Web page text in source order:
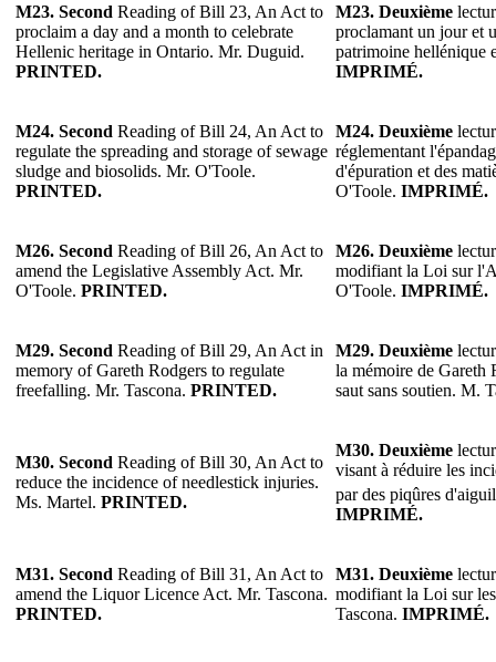
M23. Second Reading of Bill 23, An Act to
proclaim a day and a month to celebrate
Hellenic heritage in Ontario. Mr. Duguid.
PRINTED.
M23. Deuxième
proclamant un jour et
patrimoine hellénique
IMPRIMÉ.
M24. Second Reading of Bill 24, An Act to
regulate the spreading and storage of sewage
sludge and biosolids. Mr. O'Toole.
PRINTED.
M24. Deuxième
réglementant
d'épuration et des
O'Toole. IMPRIMÉ.
M26. Second Reading of Bill 26, An Act to
amend the Legislative Assembly Act. Mr.
O'Toole. PRINTED.
M26. Deuxième
modifiant la Loi sur
O'Toole. IMPRIMÉ.
M29. Second Reading of Bill 29, An Act in
memory of Gareth Rodgers to regulate
freefalling. Mr. Tascona. PRINTED.
M29. Deuxième
la mémoire de Gareth
saut sans soutien. M.
M30. Second Reading of Bill 30, An Act to
reduce the incidence of needlestick injuries.
Ms. Martel. PRINTED.
M30. Deuxième
visant à réduire les
par des piqûres
IMPRIMÉ.
M31. Second Reading of Bill 31, An Act to
amend the Liquor Licence Act. Mr. Tascona.
PRINTED.
M31. Deuxième
modifiant la Loi sur
Tascona. IMPRIMÉ.